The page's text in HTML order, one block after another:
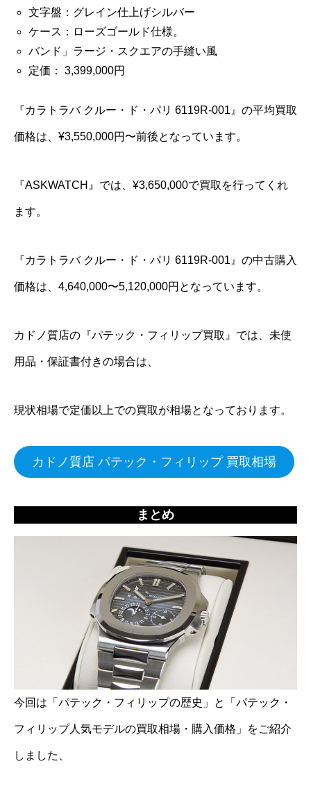
文字盤：グレイン仕上げシルバー
ケース：ローズゴールド仕様。
バンド」ラージ・スクエアの手縫い風
定価： 3,399,000円
『カラトラバ クルー・ド・パリ 6119R-001』の平均買取
価格は、¥3,550,000円〜前後となっています。
『ASKWATCH』では、¥3,650,000で買取を行ってくれ
ます。
『カラトラバ クルー・ド・パリ 6119R-001』の中古購入
価格は、4,640,000〜5,120,000円となっています。
カドノ質店の『パテック・フィリップ買取』では、未使
用品・保証書付きの場合は、
現状相場で定価以上での買取が相場となっております。
カドノ質店 パテック・フィリップ 買取相場
まとめ
今回は「パテック・フィリップの歴史」と「パテック・
フィリップ人気モデルの買取相場・購入価格」をご紹介
しました、